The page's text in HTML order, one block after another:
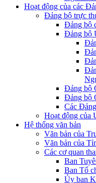
Hoạt động của các
Đảng bộ trực
Đảng bộ
Đảng bộ
Đảng bộ
Đảng bộ
Các
Hoạt động của
Hệ thống văn bản
Văn bản của
Văn bản của
Các cơ quan
Ban
Ban Tổ
Ủy ban